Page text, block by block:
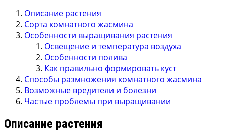
Описание растения
Сорта комнатного жасмина
Особенности выращивания растения
Освещение и температура воздуха
Особенности полива
Как правильно формировать куст
Способы размножения комнатного жасмина
Возможные вредители и болезни
Частые проблемы при выращивании
Описание растения